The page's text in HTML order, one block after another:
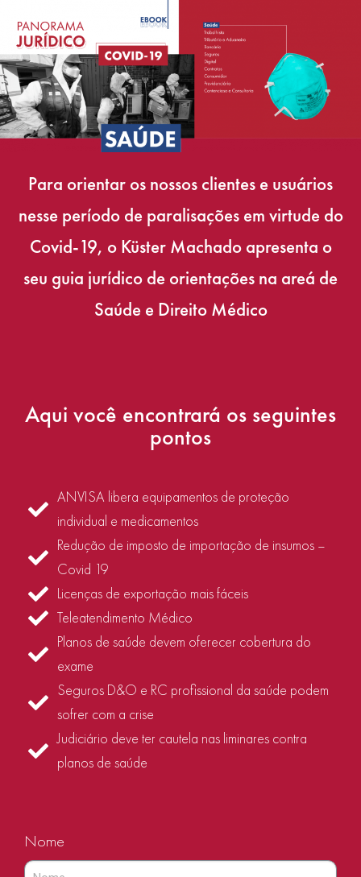
Para orientar os nossos clientes e usuários
nesse período de paralisações em virtude do
Covid-19, o Küster Machado apresenta o
seu guia jurídico de orientações na areá de
Saúde e Direito Médico
Aqui você encontrará os seguintes
pontos
ANVISA libera equipamentos de proteção
individual e medicamentos
Redução de imposto de importação de insumos –
Covid 19
Licenças de exportação mais fáceis
Teleatendimento Médico
Planos de saúde devem oferecer cobertura do
exame
Seguros D&O e RC profissional da saúde podem
sofrer com a crise
Judiciário deve ter cautela nas liminares contra
planos de saúde
Nome